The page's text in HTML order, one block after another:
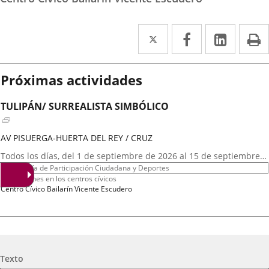
Twitter
Enlace
a
externa.
Facebook
Enlace
a
Enlace
a
Próximas actividades
TULIPÁN/ SURREALISTA SIMBÓLICO
AV PISUERGA-HUERTA DEL REY / CRUZ
Fechas
del
Todos los días, del 1 de septiembre de 2026 al 15 de septiembre
de 2026
Organizador
actividad
Concejalía de Participación Ciudadana y Deportes
Programa
Exposiciones en los centros cívicos
Espacio
Centro Cívico Bailarín Vicente Escudero
Fechas
del
2 octubre
Organizador
Búsqueda
Texto